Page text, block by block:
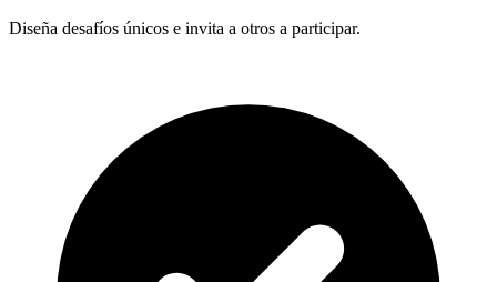
Diseña desafíos únicos e invita a otros a participar.